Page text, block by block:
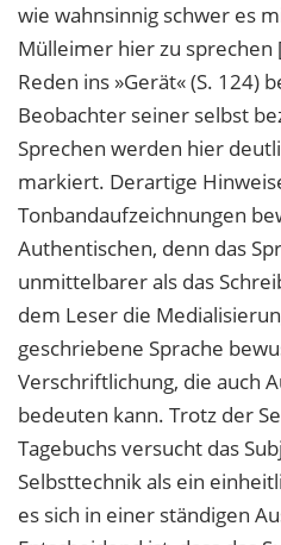
wie wahnsinnig schwer es
Mülleimer hier zu sprechen
Reden ins »Gerät« (S. 124)
Beobachter seiner selbst
Sprechen werden hier
markiert. Derartige
Tonbandaufzeichnungen
Authentischen, denn das
unmittelbarer als das
dem Leser die
geschriebene Sprache
Verschriftlichung, die auch
bedeuten kann. Trotz der
Tagebuchs versucht das
Selbsttechnik als ein
es sich in einer ständigen